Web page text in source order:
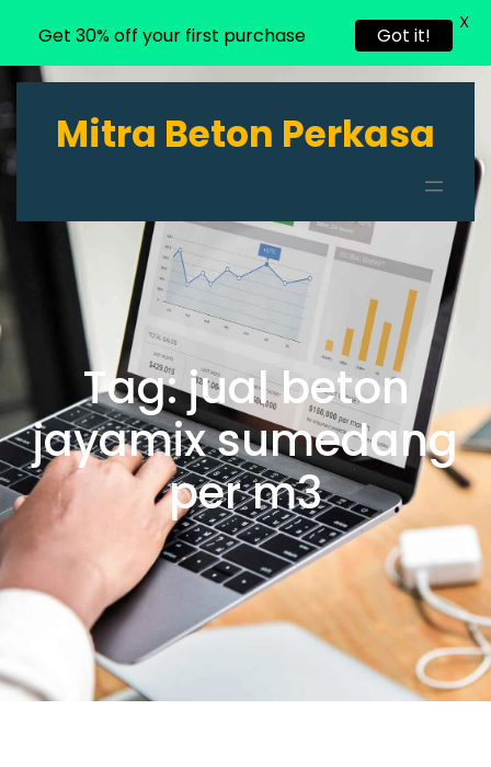
Lewati
ke
konten
Mitra Beton Perkasa
Tag:jual beton
jayamix sumedang
per m3
Get 30% off your first purchase Got it!
X